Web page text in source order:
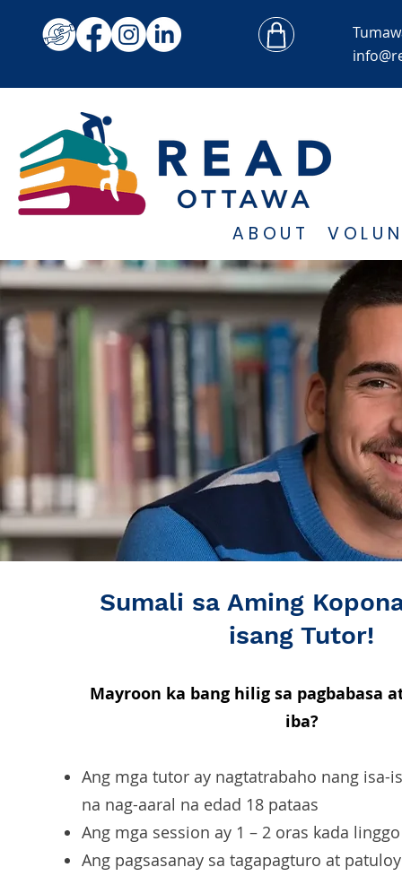
ABOUT
Sumali sa Aming
isang Tutor!
Mayroon ka bang hilig sa pagbabasa
iba?
Ang mga tutor ay nagtatrabaho nang isa-
na nag-aaral na edad 18 pataas
Ang mga session ay 1 – 2 oras kada linggo
Ang pagsasanay sa tagapagturo at